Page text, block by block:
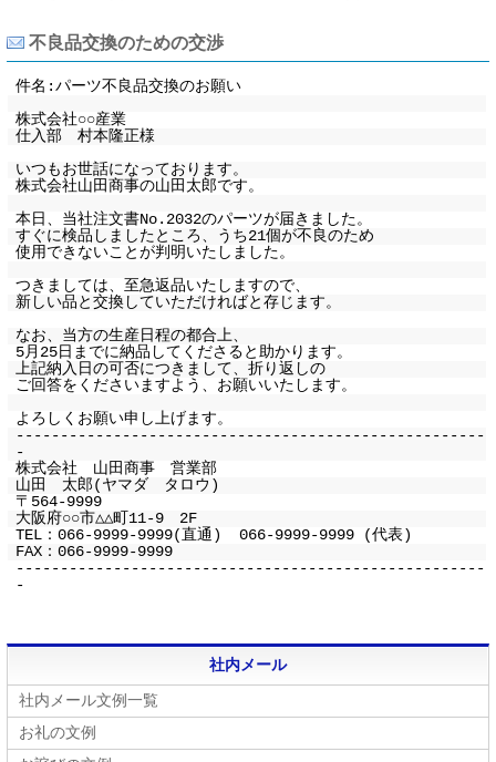
不良品交換のための交渉
件名:パーツ不良品交換のお願い
株式会社○○産業
仕入部 村本隆正様
いつもお世話になっております。
株式会社山田商事の山田太郎です。
本日、当社注文書No.2032のパーツが届きました。
すぐに検品しましたところ、うち21個が不良のため
使用できないことが判明いたしました。
つきましては、至急返品いたしますので、
新しい品と交換していただければと存じます。
なお、当方の生産日程の都合上、
5月25日までに納品してくださると助かります。
上記納入日の可否につきまして、折り返しの
ご回答をくださいますよう、お願いいたします。
よろしくお願い申し上げます。
-----------------------------------------------------
-
株式会社 山田商事 営業部
山田 太郎(ヤマダ タロウ)
〒564-9999
大阪府○○市△△町11-9 2F
TEL：066-9999-9999(直通) 066-9999-9999 (代表)
FAX：066-9999-9999
-----------------------------------------------------
-
社内メール
社内メール文例一覧
お礼の文例